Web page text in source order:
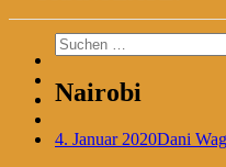
Suchen
nach:
Nairobi
4. Januar 2020Dani